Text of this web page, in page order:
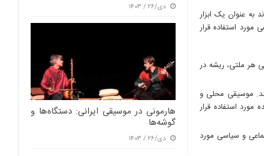
دی/۲۶ / ۱۴۰۳
هارمونی در موسیقی ایرانی: دستگاه‌ها و
گوشه‌ها
دی/۲۶ / ۱۴۰۳
به عنوان یک ابزار
استفاده قرار
هر ملتی، ریشه در
موسیقی محلی و
استفاده قرار
و سیاسی مورد